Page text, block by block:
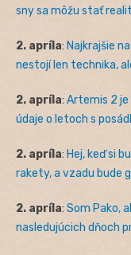
sny sa môžu stať
2. apríla: Najkrajšie
nestojí len technika,
2. apríla: Artemis 2 je
údaje o letoch s
2. apríla: Hej, keď si
rakety, a vzadu bude
2. apríla: Som Pako,
nasledujúcich dňoch